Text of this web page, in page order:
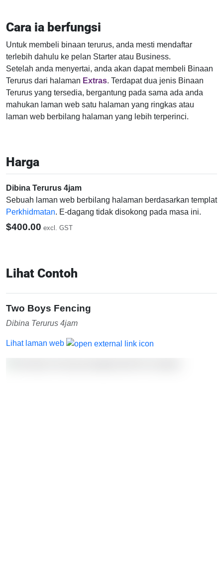
Cara ia berfungsi
Untuk membeli binaan terurus, anda mesti mendaftar
terlebih dahulu ke pelan Starter atau Business.
Setelah anda menyertai, anda akan dapat membeli Binaan
Terurus dari halaman Extras. Terdapat dua jenis Binaan
Terurus yang tersedia, bergantung pada sama ada anda
mahukan laman web satu halaman yang ringkas atau
laman web berbilang halaman yang lebih terperinci.
Harga
Dibina Terurus 4jam
Sebuah laman web berbilang halaman berdasarkan templat
Perkhidmatan. E-dagang tidak disokong pada masa ini.
$400.00 excl. GST
Lihat Contoh
Two Boys Fencing
Dibina Terurus 4jam
Lihat laman web